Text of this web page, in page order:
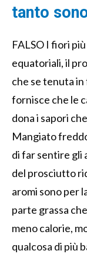
tanto
FALSO I fiori
equatoriali, il
che se tenuta
fornisce che le
dona i sapori
Mangiato
di far sentire gli
del prosciutto
aromi sono per
parte grassa
meno calorie,
qualcosa di più